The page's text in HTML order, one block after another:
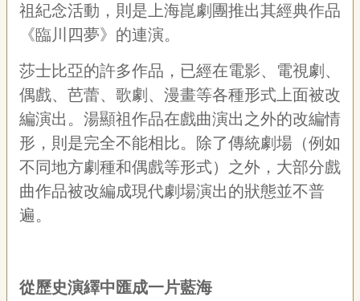
關
們
隱
私
權
宣
告
資
訊
網
祖紀念活動，則是上海崑劇團推出其經典作品
《臨川四夢》的連演。
莎士比亞的許多作品，已經在電影、電視劇、
偶戲、芭蕾、歌劇、漫畫等各種形式上面被改
編演出。湯顯祖作品在戲曲演出之外的改編情
形，則是完全不能相比。除了傳統劇場（例如
不同地方劇種和偶戲等形式）之外，大部分戲
曲作品被改編成現代劇場演出的狀態並不普
遍。
從歷史演繹中匯成一片藍海